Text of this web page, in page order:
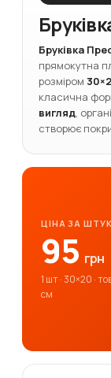
Бруківка
прямокутна
розміром
класична
вигляд,
створює
ЦІНА ЗА
95 грн
1 шт · 30×20 ·
см